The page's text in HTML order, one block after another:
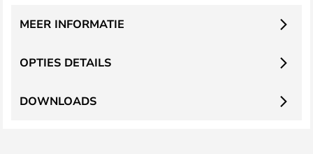
OPTIES DETAILS
MEER INFORMATIE
DOWNLOADS